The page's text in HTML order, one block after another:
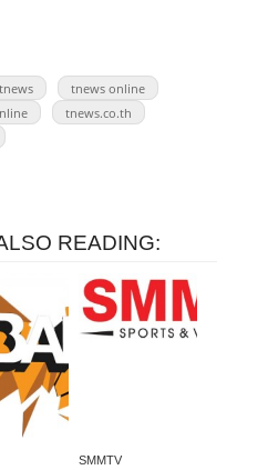
tnews
tnews online
tnews.co.th
READING:
SMMTV